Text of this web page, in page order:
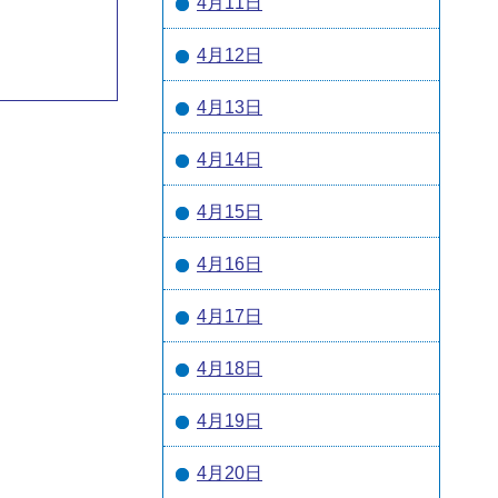
4月12日
4月13日
4月14日
4月15日
4月16日
4月17日
4月18日
4月19日
4月20日